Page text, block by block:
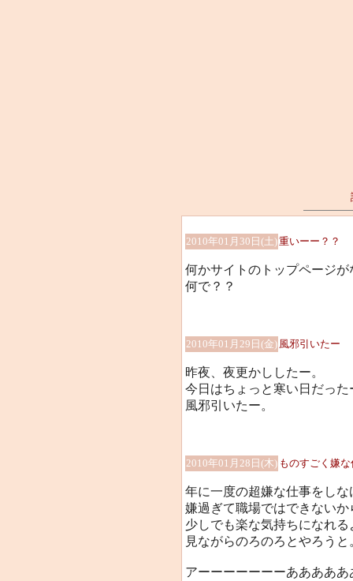
2010年01月30日(土)重いーー？？
何かサイトのトップページ
何で？？
2010年01月29日(金) 風邪引いたー
昨夜、夜更かししたー。
今日はちょっと寒い日だった
風邪引いたー。
2010年01月28日(木) ものすごく嫌
年に一度の超嫌な仕事をし
嫌過ぎて職場ではできない
少しでも楽な気持ちになれ
見ながらのろのろとやろうと
アーーーーーーーああああ